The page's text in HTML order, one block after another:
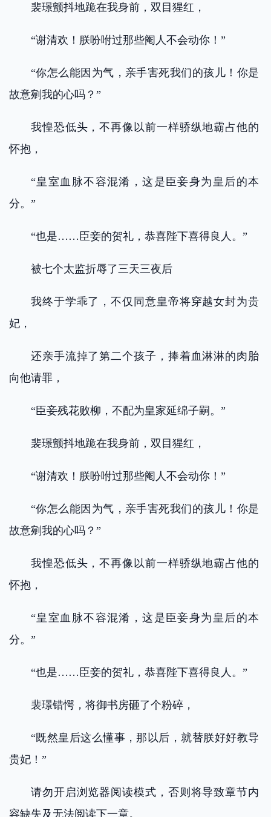
裴璟颤抖地跪在我身前，双目猩红，
“谢清欢！朕吩咐过那些阉人不会动你！”
“你怎么能因为气，亲手害死我们的孩儿！你是
故意剜我的心吗？”
我惶恐低头，不再像以前一样骄纵地霸占他的
怀抱，
“皇室血脉不容混淆，这是臣妾身为皇后的本
分。”
“也是……臣妾的贺礼，恭喜陛下喜得良人。”
被七个太监折辱了三天三夜后
我终于学乖了，不仅同意皇帝将穿越女封为贵
妃，
还亲手流掉了第二个孩子，捧着血淋淋的肉胎
向他请罪，
“臣妾残花败柳，不配为皇家延绵子嗣。”
裴璟颤抖地跪在我身前，双目猩红，
“谢清欢！朕吩咐过那些阉人不会动你！”
“你怎么能因为气，亲手害死我们的孩儿！你是
故意剜我的心吗？”
我惶恐低头，不再像以前一样骄纵地霸占他的
怀抱，
“皇室血脉不容混淆，这是臣妾身为皇后的本
分。”
“也是……臣妾的贺礼，恭喜陛下喜得良人。”
裴璟错愕，将御书房砸了个粉碎，
“既然皇后这么懂事，那以后，就替朕好好教导
贵妃！”
请勿开启浏览器阅读模式，否则将导致章节内
容缺失及无法阅读下一章。